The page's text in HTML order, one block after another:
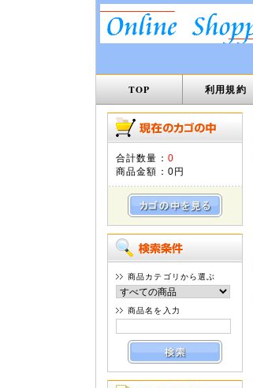
TOP 利用規約
合計数量： 0
商品金額： 0円
商品カテゴリから選ぶ
商品名を入力